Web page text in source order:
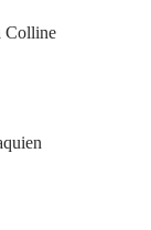
Colline